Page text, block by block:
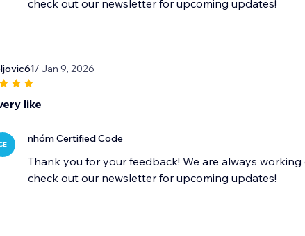
check out our newsletter for upcoming updates!
/ Jan 9, 2026
like
nhóm Certified Code
Thank you for your feedback! We are always
check out our newsletter for upcoming updates!